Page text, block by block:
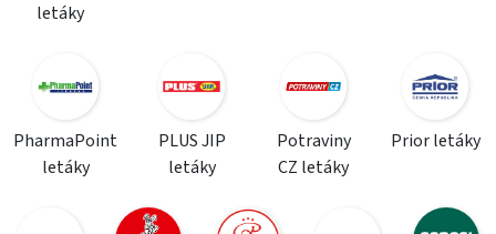
letáky
PharmaPoint
letáky
PLUS JIP
letáky
Potraviny
CZ letáky
Prior letáky